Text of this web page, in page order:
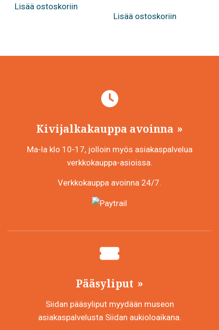
Lisää ostoskoriin
Lisää ostoskoriin
Kivijalkakauppa avoinna
Ma-la klo 10-17, jolloin myös asiakaspalvelua
verkkokauppa-asioissa.
Verkkokauppa avoinna 24/7.
Pääsyliput
Siidan pääsyliput myydään museon
asiakaspalvelusta Siidan aukioloaikana.